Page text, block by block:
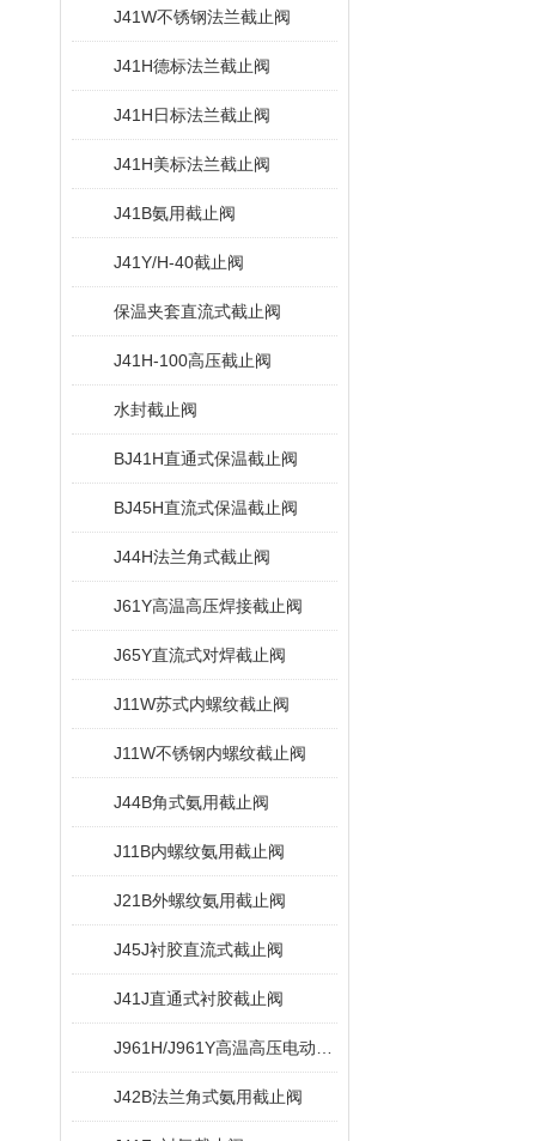
J41W不锈钢法兰截止阀
J41H德标法兰截止阀
J41H日标法兰截止阀
J41H美标法兰截止阀
J41B氨用截止阀
J41Y/H-40截止阀
保温夹套直流式截止阀
J41H-100高压截止阀
水封截止阀
BJ41H直通式保温截止阀
BJ45H直流式保温截止阀
J44H法兰角式截止阀
J61Y高温高压焊接截止阀
J65Y直流式对焊截止阀
J11W苏式内螺纹截止阀
J11W不锈钢内螺纹截止阀
J44B角式氨用截止阀
J11B内螺纹氨用截止阀
J21B外螺纹氨用截止阀
J45J衬胶直流式截止阀
J41J直通式衬胶截止阀
J42B法兰角式氨用截止阀